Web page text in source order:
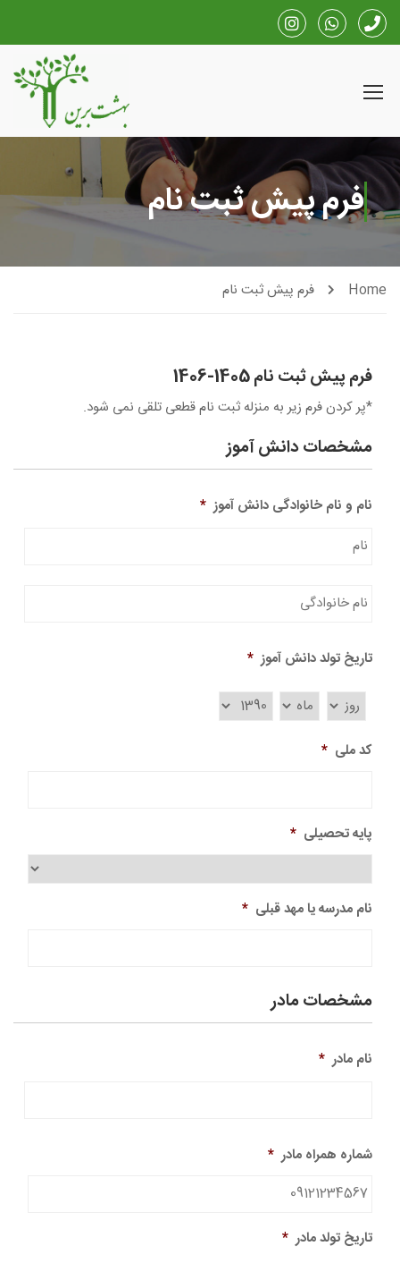
فرم پیش ثبت نام
Home فرم پیش ثبت نام
فرم پیش ثبت نام 1405-1406
*پر کردن فرم زیر به منزله ثبت نام قطعی تلقی نمی شود.
مشخصات دانش آموز
نام و نام خانوادگی دانش آموز *
تاریخ تولد دانش آموز *
کد ملی *
پایه تحصیلی *
نام مدرسه یا مهد قبلی *
مشخصات مادر
نام مادر *
شماره همراه مادر *
تاریخ تولد مادر *